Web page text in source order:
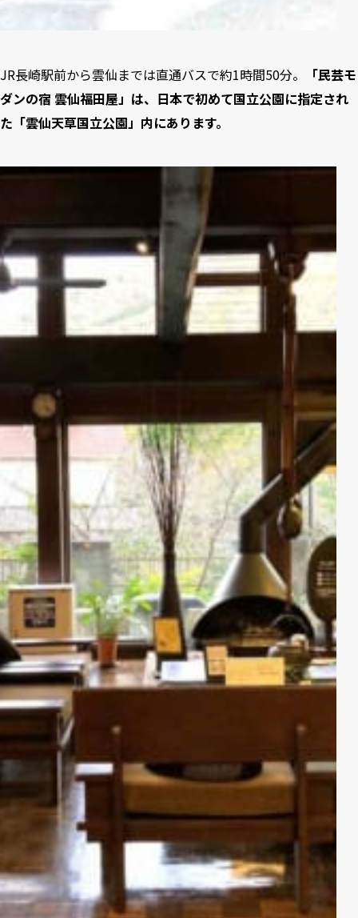
JR長崎駅前から雲仙までは直通バスで約1時間50分。
「民芸モ
ダンの宿 雲仙福田屋」は、日本で初めて国立公園に指定され
た「雲仙天草国立公園」内にあります。